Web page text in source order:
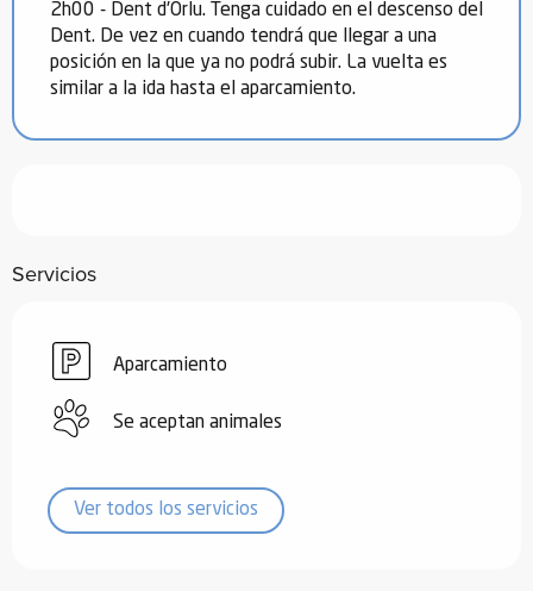
2h00 - Dent d'Orlu. Tenga cuidado en el descenso del
Dent. De vez en cuando tendrá que llegar a una
posición en la que ya no podrá subir. La vuelta es
similar a la ida hasta el aparcamiento.
Servicios
Aparcamiento
Se aceptan animales
Ver todos los servicios